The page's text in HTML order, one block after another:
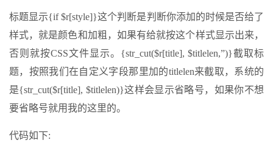
标题显示{if $r[style]}这个判断是判断你添加的时候是否给了
样式，就是颜色和加粗，如果有给就按这个样式显示出来，
否则就按CSS文件显示。{str_cut($r[title], $titlelen,”)}截取标
题，按照我们在自定义字段那里加的titlelen来截取，系统的
是{str_cut($r[title], $titlelen)}这样会显示省略号，如果你不想
要省略号就用我的这里的。
代码如下: